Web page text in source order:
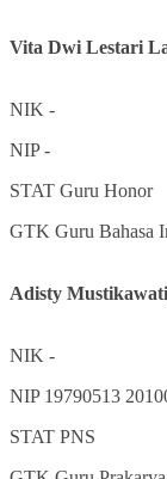
Vita Dwi Lestari
NIK -
NIP-
STAT Guru Honor
GTK Guru Bahasa
Adisty
NIK -
NIP 19790513
STAT PNS